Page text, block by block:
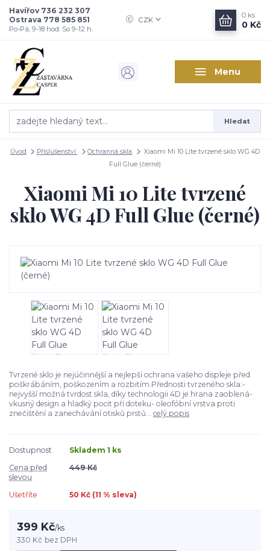
Menu
CZK
Hledat
Havířov 736 232 307
Ostrava 778 585 851
Po-Pá, 9-18 hod. So 9-12 h.
0 ks
0 Kč
Úvod Příslušenství Ochranná skla
Xiaomi Mi 10 Lite tvrzené sklo WG 4D
Full Glue (černé)
Xiaomi Mi 10 Lite tvrzené
sklo WG 4D Full Glue (černé)
Tvrzené sklo je nejúčinnější a nejlepší ochrana vašeho displeje před
poškrábáním, poškozením a rozbitím.Přednosti tvrzeného skla:-
nejvyšší možná tvrdost skla, díky technologii 4D je hrana zaoblená-
vkusný design a hladký pocit při doteku- oleofóbní vrstva proti
znečištění a zanechávání otisků prstů... celý popis
Dostupnost
Skladem 1 ks
Cena před
slevou
449 Kč
Ušetříte 50 Kč (11 % sleva)
399 Kč/ks
330 Kč bez DPH